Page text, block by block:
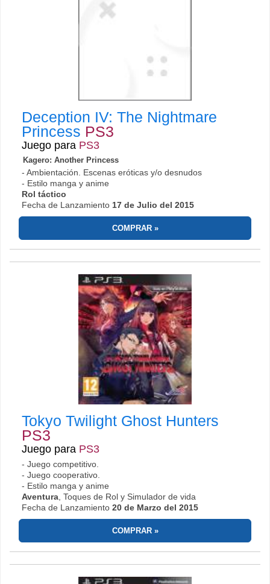
Deception IV: The Nightmare
Princess PS3
Juego para PS3
Kagero: Another Princess
- Ambientación. Escenas eróticas y/o desnudos
- Estilo manga y anime
Rol táctico
Fecha de Lanzamiento 17 de Julio del 2015
COMPRAR
Tokyo Twilight Ghost Hunters
PS3
Juego para PS3
- Juego competitivo.
- Juego cooperativo.
- Estilo manga y anime
Aventura , Toques de Rol y Simulador de vida
Fecha de Lanzamiento 20 de Marzo del 2015
COMPRAR